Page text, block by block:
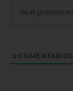
0 COMENTARIOS